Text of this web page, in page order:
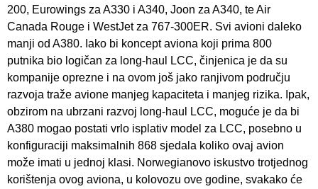
200, Eurowings za A330 i A340, Joon za A340, te Air
Canada Rouge i WestJet za 767-300ER. Svi avioni daleko
manji od A380. Iako bi koncept aviona koji prima 800
putnika bio logičan za long-haul LCC, činjenica je da su
kompanije oprezne i na ovom još jako ranjivom području
razvoja traže avione manjeg kapaciteta i manjeg rizika. Ipak,
obzirom na ubrzani razvoj long-haul LCC, moguće je da bi
A380 mogao postati vrlo isplativ model za LCC, posebno u
konfiguraciji maksimalnih 868 sjedala koliko ovaj avion
može imati u jednoj klasi. Norwegianovo iskustvo trotjednog
korištenja ovog aviona, u kolovozu ove godine, svakako će